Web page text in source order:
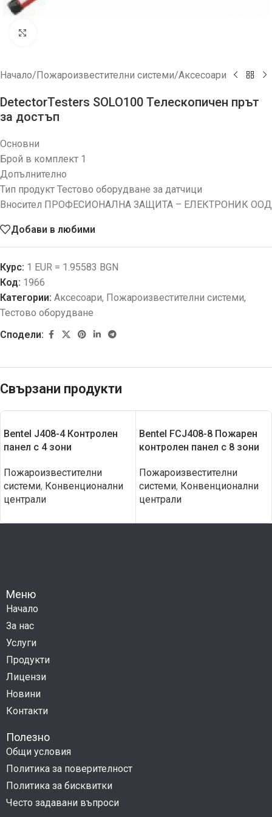
Начало/Пожароизвестителни системи/Аксесоари
DetectorTesters SOLO100 Телескопичен прът
за достъп
Основни
Брой в комплект 1
Допълнително
Тип продукт Тестово оборудване за датчици
Вносител ПРОФЕСИОНАЛНА ЗАЩИТА – ЕЛЕКТРОНИК ООД
Добави в любими
Курс: 1 EUR = 1.95583 BGN
Код: 1966
Категории: Аксесоари, Пожароизвестителни системи,
Тестово оборудване
Сподели:
Свързани продукти
Bentel J408-4 Контролeн
панел с 4 зони
Пожароизвестителни
системи, Конвенционални
централи
Bentel FCJ408-8 Пожарен
контролeн панел с 8 зони
Пожароизвестителни
системи, Конвенционални
централи
Меню
Начало
За нас
Услуги
Продукти
Лицензи
Новини
Контакти
Полезно
Общи условия
Политика за поверителност
Политика за бисквитки
Често задавани въпроси